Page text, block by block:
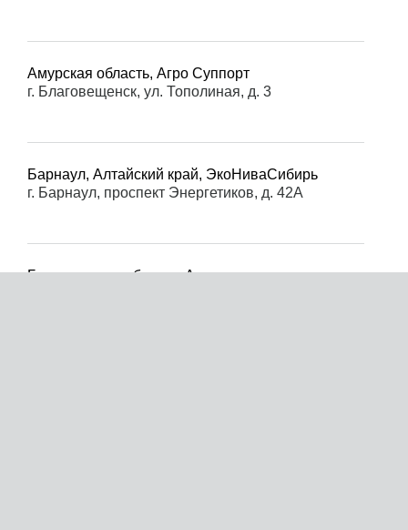
Амурская область, Агро Суппорт
г. Благовещенск, ул. Тополиная, д. 3
Барнаул, Алтайский край, ЭкоНиваСибирь
г. Барнаул, проспект Энергетиков, д. 42А
Белгородская область, Агростратегия